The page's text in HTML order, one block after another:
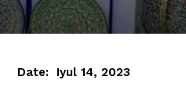
Date: Iyul 14, 2023